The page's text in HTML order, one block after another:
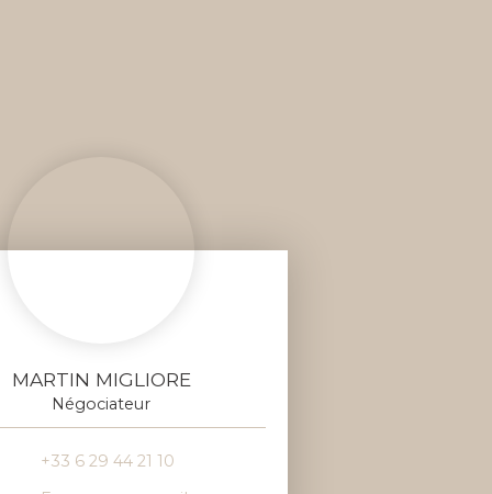
MARTIN MIGLIORE
Négociateur
+33 6 29 44 21 10